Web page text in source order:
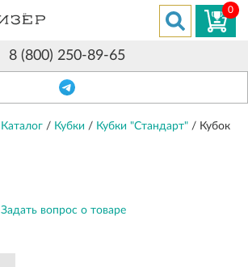
8 (800) 250-89-65
0
Каталог / Кубки / Кубки "Стандарт" / Кубок
Задать вопрос о товаре